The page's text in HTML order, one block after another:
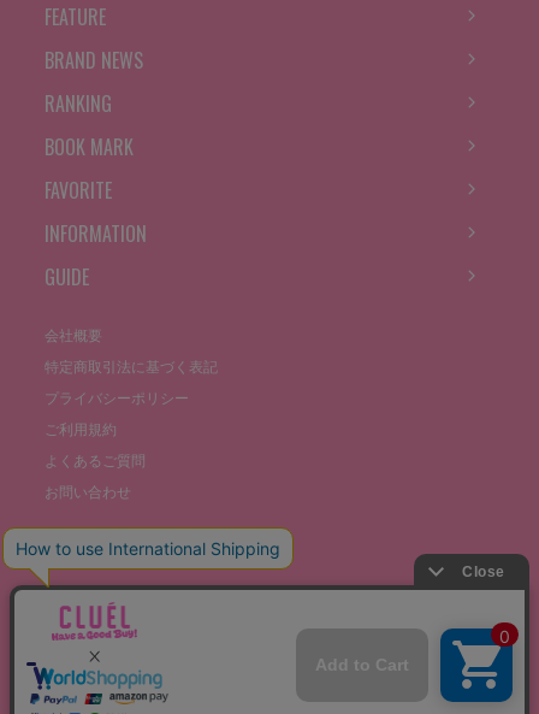
FEATURE
BRAND NEWS
RANKING
BOOK MARK
FAVORITE
INFORMATION
GUIDE
会社概要
特定商取引法に基づく表記
プライバシーポリシー
ご利用規約
よくあるご質問
お問い合わせ
©THE STOCKS CO., LTD